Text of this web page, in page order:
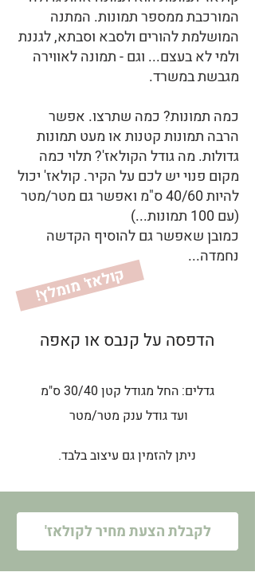
המורכבת ממספר תמונות. המתנה
המושלמת להורים ולסבא וסבתא, לגננת
ולמי לא בעצם... וגם - תמונה לאווירה
מגבשת במשרד.
כמה תמונות? כמה שתרצו. אפשר
הרבה תמונות קטנות או מעט תמונות
גדולות. מה גודל הקולאז'? תלוי כמה
מקום פנוי יש לכם על הקיר. קולאז' יכול
להיות 40/60 ס"מ ואפשר גם מטר/מטר
(עם 100 תמונות...)
כמובן שאפשר גם להוסיף הקדשה
נחמדה...
!
ק
ול
א
ז' מ
ומ
ל
ץ
הדפסה על קנבס או קאפה
גדלים: החל מגודל קטן 30/40 ס"מ
ועד גודל ענק מטר/מטר
ניתן להזמין גם עיצוב בלבד.
'לקבלת הצעת מחיר לקולאז